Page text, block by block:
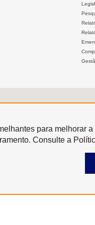
para melhorar
Consulte a